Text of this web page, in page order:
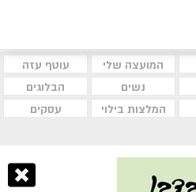
המועצה שלי
עוטף עזה
נשים
הבלוגים
המלצות בילוי
עסקים